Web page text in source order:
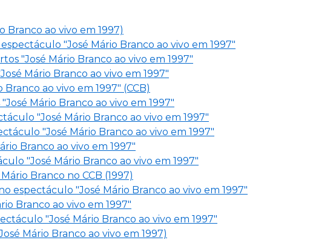
Branco ao vivo em 1997)
"José Mário Branco ao vivo em 1997"
"José Mário Branco ao vivo em 1997"
Mário Branco ao vivo em 1997"
ao vivo em 1997" (CCB)
Mário Branco ao vivo em 1997"
"José Mário Branco ao vivo em 1997"
"José Mário Branco ao vivo em 1997"
Branco ao vivo em 1997"
"José Mário Branco ao vivo em 1997"
Branco no CCB (1997)
espectáculo "José Mário Branco ao vivo em 1997"
Branco ao vivo em 1997"
"José Mário Branco ao vivo em 1997"
Mário Branco ao vivo em 1997)